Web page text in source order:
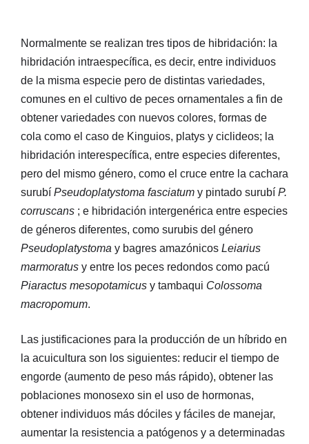
Normalmente se realizan tres tipos de hibridación: la
hibridación intraespecífica, es decir, entre individuos
de la misma especie pero de distintas variedades,
comunes en el cultivo de peces ornamentales a fin de
obtener variedades con nuevos colores, formas de
cola como el caso de Kinguios, platys y ciclideos; la
hibridación interespecífica, entre especies diferentes,
pero del mismo género, como el cruce entre la cachara
surubí Pseudoplatystoma fasciatum y pintado surubí P.
corruscans ; e hibridación intergenérica entre especies
de géneros diferentes, como surubis del género
Pseudoplatystoma y bagres amazónicos Leiarius
marmoratus y entre los peces redondos como pacú
Piaractus mesopotamicus y tambaqui Colossoma
macropomum.
Las justificaciones para la producción de un híbrido en
la acuicultura son los siguientes: reducir el tiempo de
engorde (aumento de peso más rápido), obtener las
poblaciones monosexo sin el uso de hormonas,
obtener individuos más dóciles y fáciles de manejar,
aumentar la resistencia a patógenos y a determinadas